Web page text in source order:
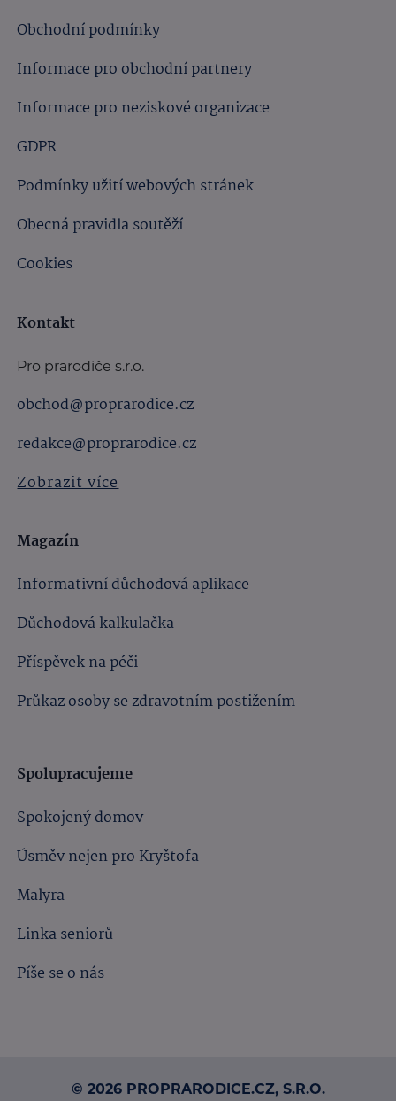
Obchodní podmínky
Informace pro obchodní partnery
Informace pro neziskové organizace
GDPR
Podmínky užití webových stránek
Obecná pravidla soutěží
Cookies
Kontakt
Pro prarodiče s.r.o.
obchod@proprarodice.cz
redakce@proprarodice.cz
Zobrazit více
Magazín
Informativní důchodová aplikace
Důchodová kalkulačka
Příspěvek na péči
Průkaz osoby se zdravotním postižením
Spolupracujeme
Spokojený domov
Úsměv nejen pro Kryštofa
Malyra
Linka seniorů
Píše se o nás
© 2026 PROPRARODICE.CZ, S.R.O.